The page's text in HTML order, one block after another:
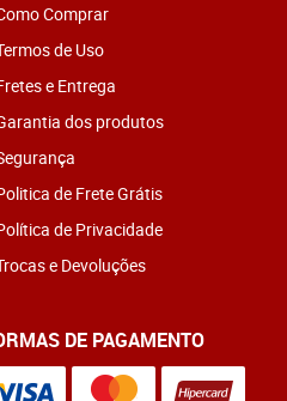
Comprar
de Uso
e Entrega
dos produtos
de Frete Grátis
de Privacidade
e Devoluções
DE PAGAMENTO